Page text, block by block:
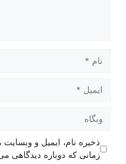
ایمیل
وبگاه
ذخیره نام، ایمیل و
زمانی که دوباره دیدگاهی